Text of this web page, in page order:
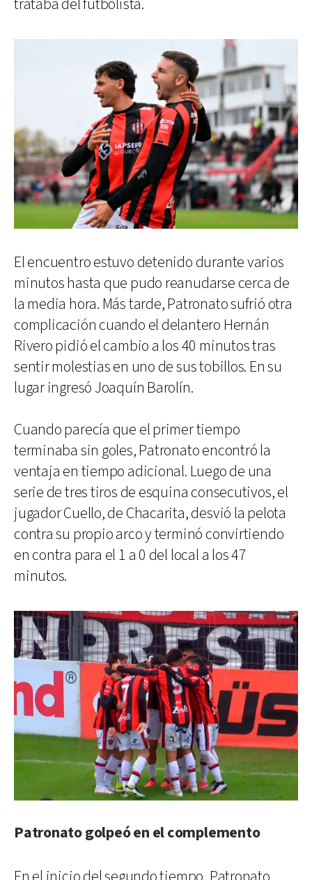
trataba del futbolista.
El encuentro estuvo detenido durante varios
minutos hasta que pudo reanudarse cerca de
la media hora. Más tarde, Patronato sufrió otra
complicación cuando el delantero Hernán
Rivero pidió el cambio a los 40 minutos tras
sentir molestias en uno de sus tobillos. En su
lugar ingresó Joaquín Barolín.
Cuando parecía que el primer tiempo
terminaba sin goles, Patronato encontró la
ventaja en tiempo adicional. Luego de una
serie de tres tiros de esquina consecutivos, el
jugador Cuello, de Chacarita, desvió la pelota
contra su propio arco y terminó convirtiendo
en contra para el 1 a 0 del local a los 47
minutos.
Patronato golpeó en el complemento